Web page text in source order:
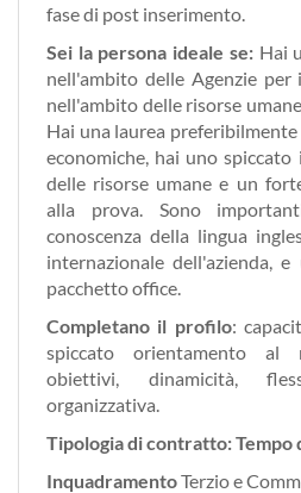
fase di post inserimento.
Sei la persona ideale se:Hai
nell'ambito delle Agenzie per
nell'ambito delle risorse
Hai una laurea
economiche, hai uno
delle risorse umane e un
alla prova. Sono
conoscenza della lingua
internazionale dell'azienda,
pacchetto office.
Completano il profilo:
spiccato orientamento al
obiettivi, dinamicità,
organizzativa.
Tipologia di contratto:
InquadramentoTerzio e